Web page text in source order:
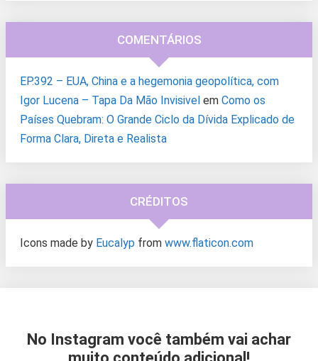
COMENTÁRIOS
EP.392 – EUA, China e a hegemonia geopolítica, com
Igor Lucena – Tapa Da Mão Invisivel em Como os
Países Quebram: O Grande Ciclo da Dívida Explicado de
Forma Clara, Direta e Realista
CRÉDITOS
Icons made by Eucalyp from www.flaticon.com
No Instagram você também vai achar